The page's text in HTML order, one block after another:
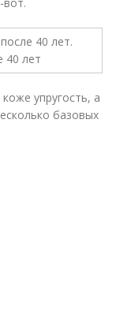
упругость, а
базовых